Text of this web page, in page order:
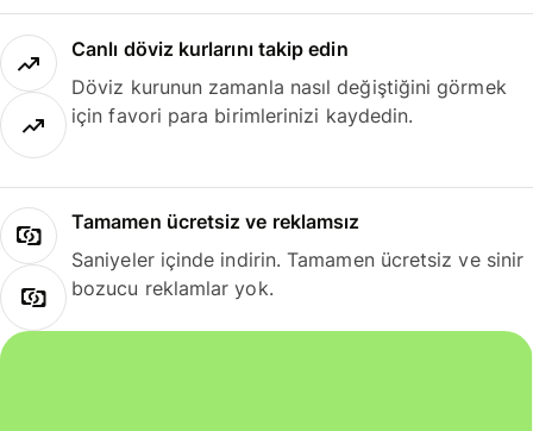
Canlı döviz kurlarını takip edin
Döviz kurunun zamanla nasıl değiştiğini görmek
için favori para birimlerinizi kaydedin.
Tamamen ücretsiz ve reklamsız
Saniyeler içinde indirin. Tamamen ücretsiz ve sinir
bozucu reklamlar yok.